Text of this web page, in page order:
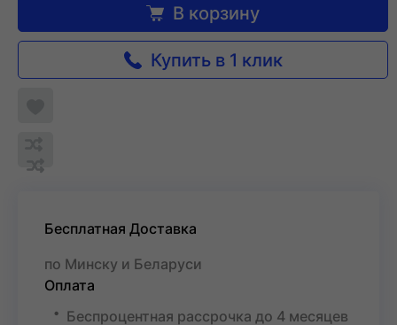
В корзину
Купить в 1 клик
желаемого
Обновляю
Добавить
сравнения
Бесплатная Доставка
по Минску и Беларуси
Оплата
Беспроцентная рассрочка до 4 месяцев